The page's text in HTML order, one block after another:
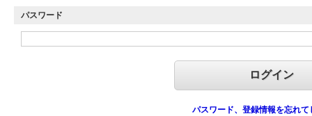
パスワード
パスワード、登録情報を忘れて